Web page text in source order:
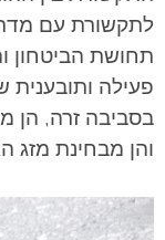
לתקשורת עם
תחושת הביטחון
פעילה ותובענית
בסביבה זרה, הן
והן מבחינת מזג